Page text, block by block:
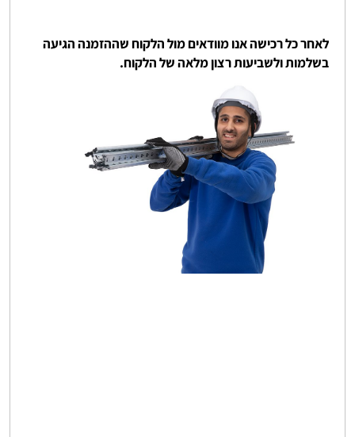
לאחר כל רכישה אנו מוודאים מול הלקוח שההזמנה הגיעה
בשלמות ולשביעות רצון מלאה של הלקוח.